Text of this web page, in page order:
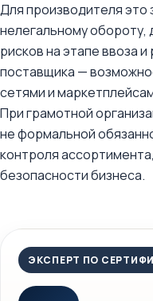
Для производителя это
нелегальному
рисков на этапе ввоза
поставщика —
сетями и
При грамотной
не формальной
контроля
безопасности бизнеса.
ЭКСПЕРТ ПО